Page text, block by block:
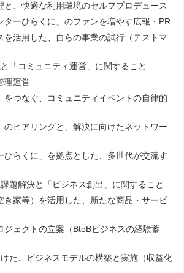
と、快適な利用環境のセルフプロデュース
ターひらくに」のファンを増やす広報・PR
を活用した、自らの事業の試行（テストマ
「コミュニティ運営」に関すること
理運営
をつなぐ、コミュニティイベントの自律的
のヒアリングと、解決に向けたネットワー
ひらくに」を拠点とした、多世代が交流す
課題解決と「ビジネス創出」に関すること
家等）を活用した、新たな商品・サービ
ジェクトの立案（BtoBビジネスの経験蓄
た、ビジネスモデルの構築と実施（収益化